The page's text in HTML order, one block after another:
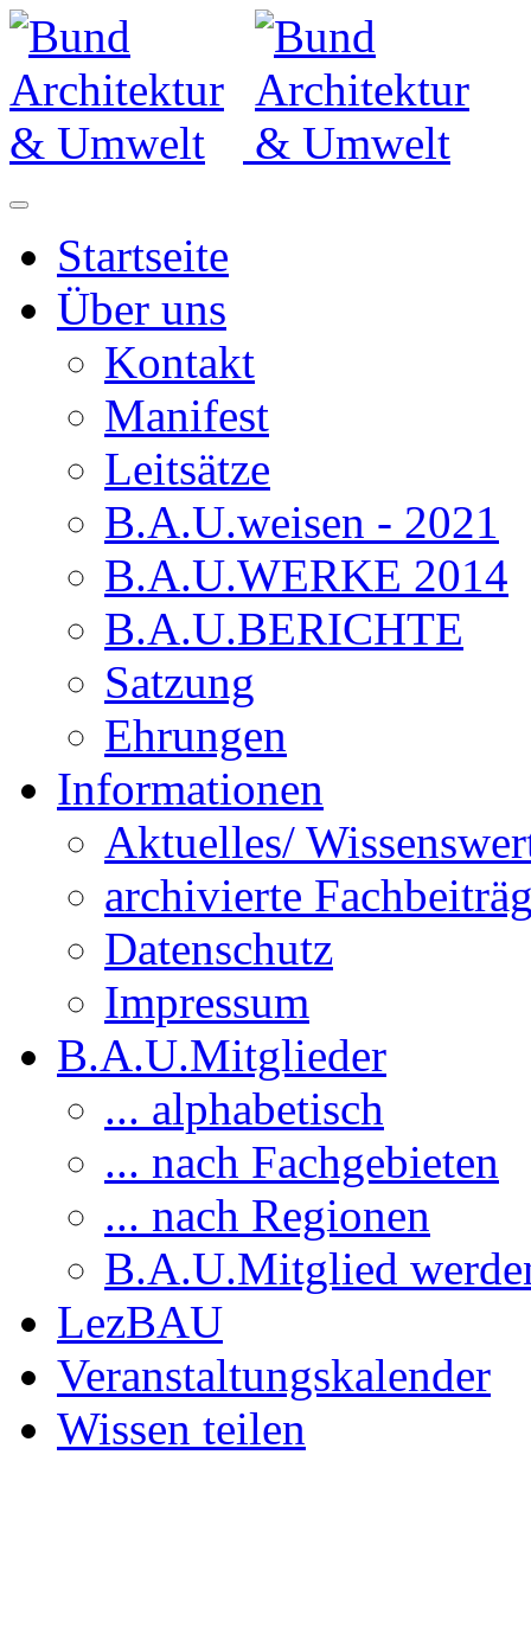
Startseite
Über uns
Kontakt
Manifest
Leitsätze
B.A.U.weisen - 2021
B.A.U.WERKE 2014
B.A.U.BERICHTE
Satzung
Ehrungen
Informationen
Aktuelles/
archivierte
Datenschutz
Impressum
B.A.U.Mitglieder
... alphabetisch
... nach Fachgebieten
... nach Regionen
B.A.U.Mitglied
LezBAU
Veranstaltungskalender
Wissen teilen